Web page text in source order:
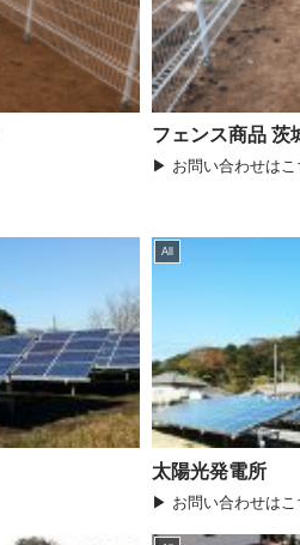
フェンス商品 茨
▶ お問い合わせはこ
All
太陽光発電所
▶ お問い合わせはこ